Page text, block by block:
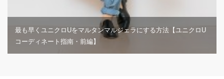
最も早くユニクロUをマルタンマルジェラにする方法【ユニクロU
コーディネート指南・前編】